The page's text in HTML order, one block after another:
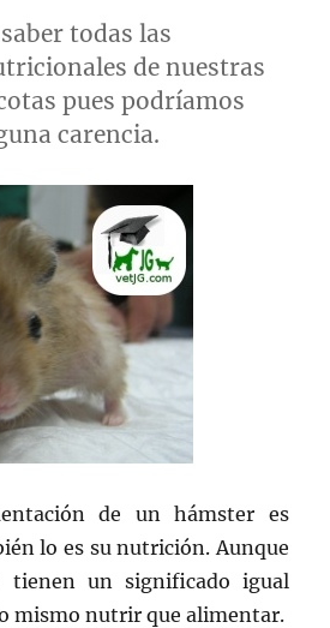
todas las
de nuestras
pues podríamos
carencia.
de un hámster es
lo es su nutrición. Aunque
tienen un significado igual
mismo nutrir que alimentar.